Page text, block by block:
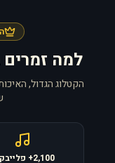
למה זמרים
הקטלוג הגדול,
2,100+ פלייבקים